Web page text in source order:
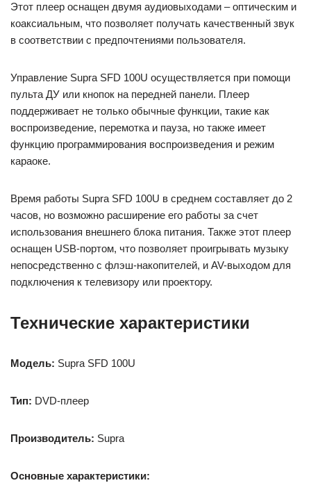
Этот плеер оснащен двумя аудиовыходами – оптическим и
коаксиальным, что позволяет получать качественный звук
в соответствии с предпочтениями пользователя.
Управление Supra SFD 100U осуществляется при помощи
пульта ДУ или кнопок на передней панели. Плеер
поддерживает не только обычные функции, такие как
воспроизведение, перемотка и пауза, но также имеет
функцию программирования воспроизведения и режим
караоке.
Время работы Supra SFD 100U в среднем составляет до 2
часов, но возможно расширение его работы за счет
использования внешнего блока питания. Также этот плеер
оснащен USB-портом, что позволяет проигрывать музыку
непосредственно с флэш-накопителей, и AV-выходом для
подключения к телевизору или проектору.
Технические характеристики
Модель: Supra SFD 100U
Тип: DVD-плеер
Производитель: Supra
Основные характеристики: